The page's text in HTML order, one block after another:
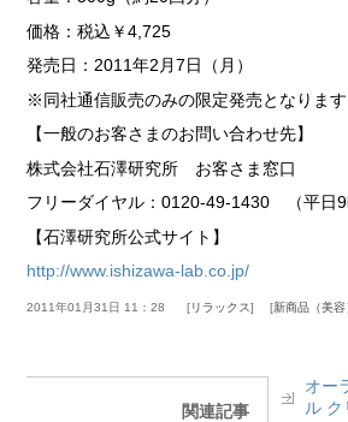
価格：税込￥4,725
発売日：2011年2月7日（月）
※同社通信販売のみの限定発売となります
【一般のお客さまのお問い合わせ先】
株式会社石澤研究所 お客さま窓口
フリーダイヤル：0120-49-1430 （平日9
【石澤研究所公式サイト】
http://www.ishizawa-lab.co.jp/
2011年01月31日 11：28 リラックス 新商品（美容
関連記事
オー
ル